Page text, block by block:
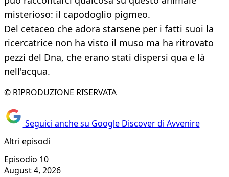
misterioso: il capodoglio pigmeo.
Del cetaceo che adora starsene per i fatti suoi la
ricercatrice non ha visto il muso ma ha ritrovato
pezzi del Dna, che erano stati dispersi qua e là
nell'acqua.
© RIPRODUZIONE RISERVATA
Seguici anche su Google Discover di Avvenire
Altri episodi
Episodio 10
August 4, 2026